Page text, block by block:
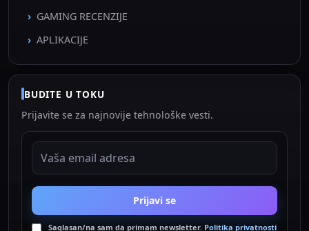
GAMING RECENZIJE
APLIKACIJE
BUDITE U TOKU
Prijavite se za najnovije tehnološke vesti.
EMAIL ADRESA
Prijavi se
Saglasan/na sam da primam newsletter. Politika privatnosti